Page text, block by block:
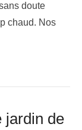
doute
chaud. Nos
jardin de